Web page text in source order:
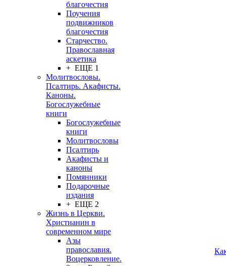
благочестия
Поучения
подвижников
благочестия
Старчество.
Православная
аскетика
+ ЕЩЕ 1
Молитвословы.
Псалтирь. Акафисты.
Каноны.
Богослужебные
книги
Богослужебные
книги
Молитвословы
Псалтирь
Акафисты и
каноны
Помянники
Подарочные
издания
+ ЕЩЕ 2
Жизнь в Церкви.
Христианин в
современном мире
Азы
православия.
Воцерковление.